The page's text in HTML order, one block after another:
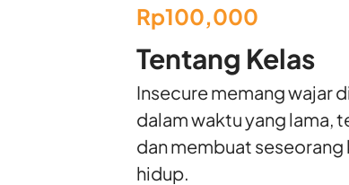
Rp100,000
Tentang Kelas
Insecure memang wajar
dalam waktu yang lama,
dan membuat
hidup.